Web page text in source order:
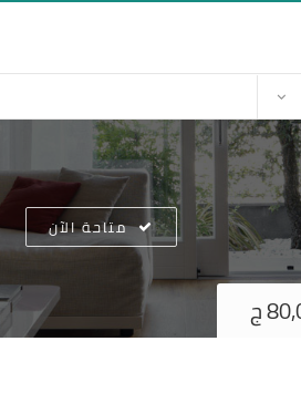
متاحة الآن